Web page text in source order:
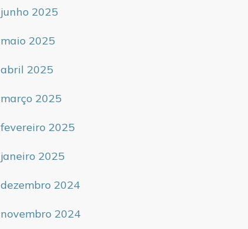
junho 2025
maio 2025
abril 2025
março 2025
fevereiro 2025
janeiro 2025
dezembro 2024
novembro 2024